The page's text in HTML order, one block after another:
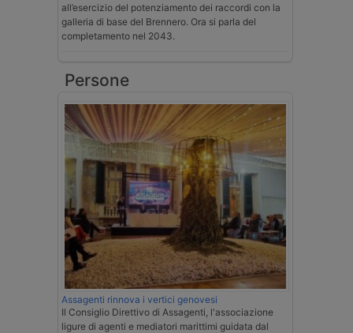
all’esercizio del potenziamento dei raccordi con la
galleria di base del Brennero. Ora si parla del
completamento nel 2043.
Persone
Assagenti rinnova i vertici genovesi
Il Consiglio Direttivo di Assagenti, l'associazione
ligure di agenti e mediatori marittimi guidata dal